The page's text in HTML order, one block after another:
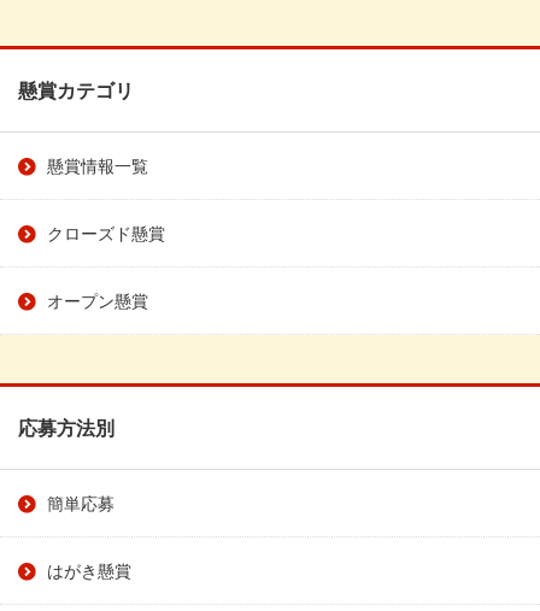
懸賞カテゴリ
懸賞情報一覧
クローズド懸賞
オープン懸賞
応募方法別
簡単応募
はがき懸賞